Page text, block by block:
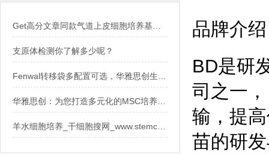
支原体检测你了解多少呢？
品牌介
BD是研
司之一
输，提
苗的研